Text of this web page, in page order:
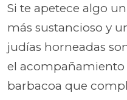
Si te apetece algo
más sustancioso y
judías horneadas
el
barbacoa que